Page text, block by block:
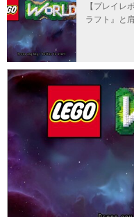
【プレイレ
ラフト』と